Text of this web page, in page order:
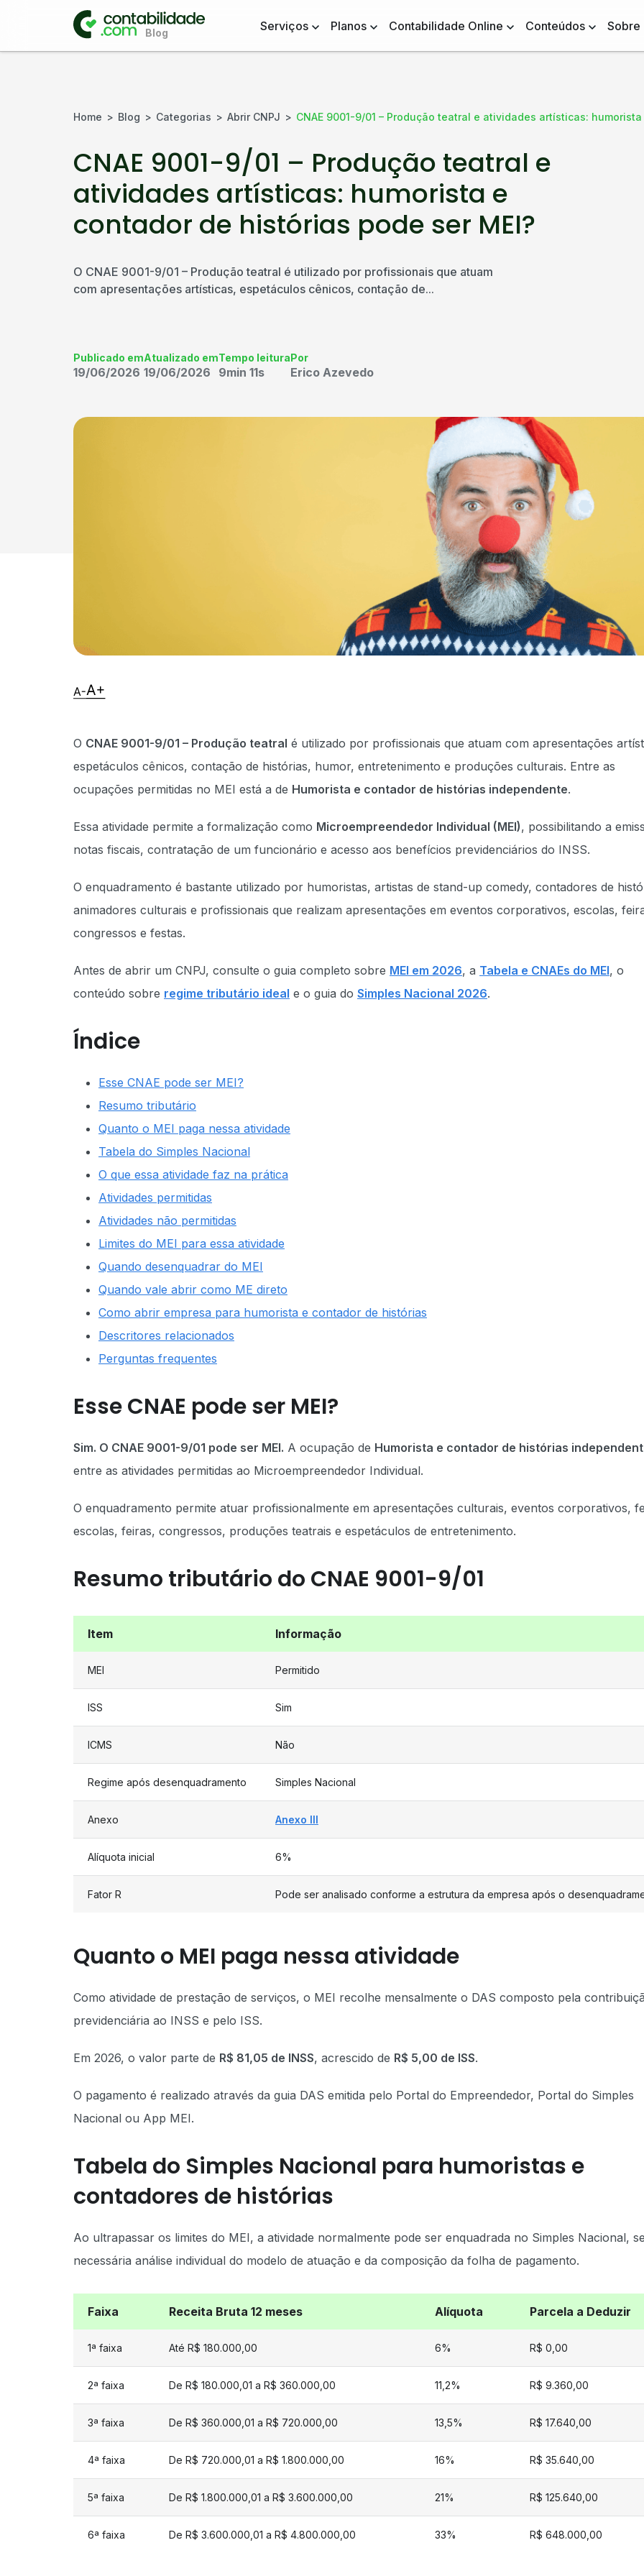
Serviços Planos Contabilidade Online Conteúdos Sobre
Home Blog Categorias Abrir CNPJ CNAE 9001-9/01 – Produção teatral e atividades artísticas:
CNAE 9001-9/01 – Produção teatral e
atividades artísticas: humorista e
contador de histórias pode ser MEI?
O CNAE 9001-9/01 – Produção teatral é utilizado por profissionais que atuam
com apresentações artísticas, espetáculos cênicos, contação de...
Publicado em
19/06/2026
Atualizado em
19/06/2026
Tempo leitura
9min 11s
Por
Erico Azevedo
O CNAE 9001-9/01 – Produção teatral é utilizado por profissionais que atuam com apresentações
espetáculos cênicos, contação de histórias, humor, entretenimento e produções culturais. Entre as
ocupações permitidas no MEI está a de Humorista e contador de histórias independente.
Essa atividade permite a formalização como Microempreendedor Individual (MEI), possibilitando a
notas fiscais, contratação de um funcionário e acesso aos benefícios previdenciários do INSS.
O enquadramento é bastante utilizado por humoristas, artistas de stand-up comedy, contadores de
animadores culturais e profissionais que realizam apresentações em eventos corporativos, escolas,
congressos e festas.
Antes de abrir um CNPJ, consulte o guia completo sobre MEI em 2026, a Tabela e CNAEs do MEI, o
conteúdo sobre regime tributário ideal e o guia do Simples Nacional 2026.
Índice
Esse CNAE pode ser MEI?
Resumo tributário
Quanto o MEI paga nessa atividade
Tabela do Simples Nacional
O que essa atividade faz na prática
Atividades permitidas
Atividades não permitidas
Limites do MEI para essa atividade
Quando desenquadrar do MEI
Quando vale abrir como ME direto
Como abrir empresa para humorista e contador de histórias
Descritores relacionados
Perguntas frequentes
Esse CNAE pode ser MEI?
Sim. O CNAE 9001-9/01 pode ser MEI. A ocupação de Humorista e contador de histórias
entre as atividades permitidas ao Microempreendedor Individual.
O enquadramento permite atuar profissionalmente em apresentações culturais, eventos corporativos,
escolas, feiras, congressos, produções teatrais e espetáculos de entretenimento.
Resumo tributário do CNAE 9001-9/01
Item Informação
MEI Permitido
ISS Sim
ICMS Não
Regime após desenquadramento Simples Nacional
Anexo Anexo III
Alíquota inicial 6%
Fator R Pode ser analisado conforme a estrutura da empresa após o
Quanto o MEI paga nessa atividade
Como atividade de prestação de serviços, o MEI recolhe mensalmente o DAS composto pela
previdenciária ao INSS e pelo ISS.
Em 2026, o valor parte de R$ 81,05 de INSS, acrescido de R$ 5,00 de ISS.
O pagamento é realizado através da guia DAS emitida pelo Portal do Empreendedor, Portal do Simples
Nacional ou App MEI.
Tabela do Simples Nacional para humoristas e
contadores de histórias
Ao ultrapassar os limites do MEI, a atividade normalmente pode ser enquadrada no Simples Nacional,
necessária análise individual do modelo de atuação e da composição da folha de pagamento.
Faixa Receita Bruta 12 meses Alíquota Parcela a Deduzir
1ª faixa Até R$ 180.000,00 6% R$ 0,00
2ª faixa De R$ 180.000,01 a R$ 360.000,00 11,2% R$ 9.360,00
3ª faixa De R$ 360.000,01 a R$ 720.000,00 13,5% R$ 17.640,00
4ª faixa De R$ 720.000,01 a R$ 1.800.000,00 16% R$ 35.640,00
5ª faixa De R$ 1.800.000,01 a R$ 3.600.000,00 21% R$ 125.640,00
6ª faixa De R$ 3.600.000,01 a R$ 4.800.000,00 33% R$ 648.000,00